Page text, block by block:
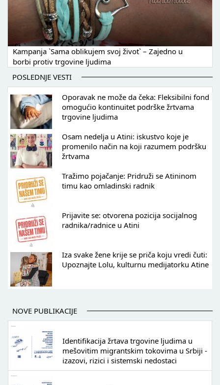
Kampanja `Sama oblikujem svoj život` – Zajedno u
borbi protiv trgovine ljudima
POSLEDNJE VESTI
Oporavak ne može da čeka: Fleksibilni fond
omogućio kontinuitet podrške žrtvama
trgovine ljudima
Osam nedelja u Atini: iskustvo koje je
promenilo način na koji razumem podršku
žrtvama
Tražimo pojačanje: Pridruži se Atininom
timu kao omladinski radnik
Prijavite se: otvorena pozicija socijalnog
radnika/radnice u Atini
Iza svake žene krije se priča koju vredi čuti:
Upoznajte Lolu, kulturnu medijatorku Atine
NOVE PUBLIKACIJE
Identifikacija žrtava trgovine ljudima u
mešovitim migrantskim tokovima u Srbiji -
izazovi, rizici i sistemski nedostaci